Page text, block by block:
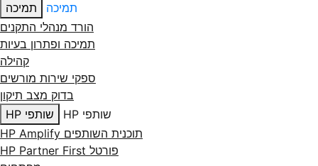
תמיכה
תמיכה
הורד מנהלי התקנים
תמיכה ופתרון בעיות
קהילה
ספקי שירות מורשים
בדוק מצב תיקון
שותפי HP
שותפי HP
תוכנית השותפים HP Amplify
פורטל HP Partner First